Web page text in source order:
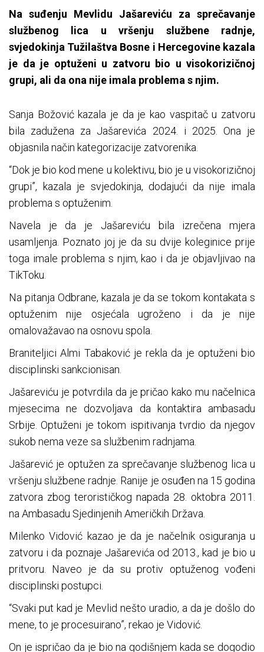
Na suđenju Mevlidu Jašareviću za sprečavanje
službenog lica u vršenju službene radnje,
svjedokinja Tužilaštva Bosne i Hercegovine kazala
je da je optuženi u zatvoru bio u visokorizičnoj
grupi, ali da ona nije imala problema s njim.
Sanja Božović kazala je da je kao vaspitač u zatvoru
bila zadužena za Jašarevića 2024. i 2025. Ona je
objasnila način kategorizacije zatvorenika.
“Dok je bio kod mene u kolektivu, bio je u visokorizičnoj
grupi”, kazala je svjedokinja, dodajući da nije imala
problema s optuženim.
Navela je da je Jašareviću bila izrečena mjera
usamljenja. Poznato joj je da su dvije koleginice prije
toga imale problema s njim, kao i da je objavljivao na
TikToku.
Na pitanja Odbrane, kazala je da se tokom kontakata s
optuženim nije osjećala ugroženo i da je nije
omalovažavao na osnovu spola.
Braniteljici Almi Tabaković je rekla da je optuženi bio
disciplinski sankcionisan.
Jašareviću je potvrdila da je pričao kako mu načelnica
mjesecima ne dozvoljava da kontaktira ambasadu
Srbije. Optuženi je tokom ispitivanja tvrdio da njegov
sukob nema veze sa službenim radnjama.
Jašarević je optužen za sprečavanje službenog lica u
vršenju službene radnje. Ranije je osuđen na 15 godina
zatvora zbog terorističkog napada 28. oktobra 2011.
na Ambasadu Sjedinjenih Američkih Država.
Milenko Vidović kazao je da je načelnik osiguranja u
zatvoru i da poznaje Jašarevića od 2013., kad je bio u
pritvoru. Naveo je da su protiv optuženog vođeni
disciplinski postupci.
“Svaki put kad je Mevlid nešto uradio, a da je došlo do
mene, to je procesuirano”, rekao je Vidović.
On je ispričao da je bio na godišnjem kada se dogodio